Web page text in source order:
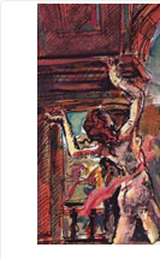
Salta al contenuto